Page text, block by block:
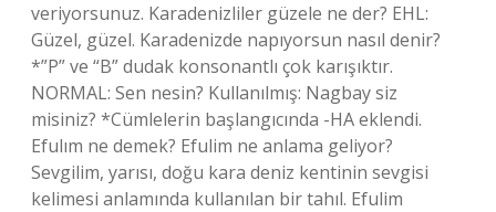
veriyorsunuz. Karadenizliler güzele ne der? EHL:
Güzel, güzel. Karadenizde napıyorsun nasıl denir?
*”P” ve “B” dudak konsonantlı çok karışıktır.
NORMAL: Sen nesin? Kullanılmış: Nagbay siz
misiniz? *Cümlelerin başlangıcında -HA eklendi.
Efulım ne demek? Efulim ne anlama geliyor?
Sevgilim, yarısı, doğu kara deniz kentinin sevgisi
kelimesi anlamında kullanılan bir tahıl. Efulim